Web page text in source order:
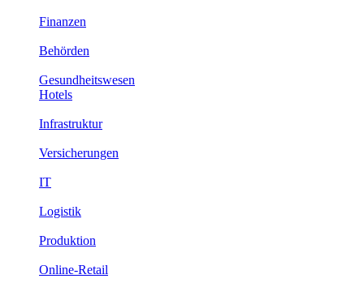
Finanzen
Behörden
Gesundheitswesen
Hotels
Infrastruktur
Versicherungen
IT
Logistik
Produktion
Online-Retail